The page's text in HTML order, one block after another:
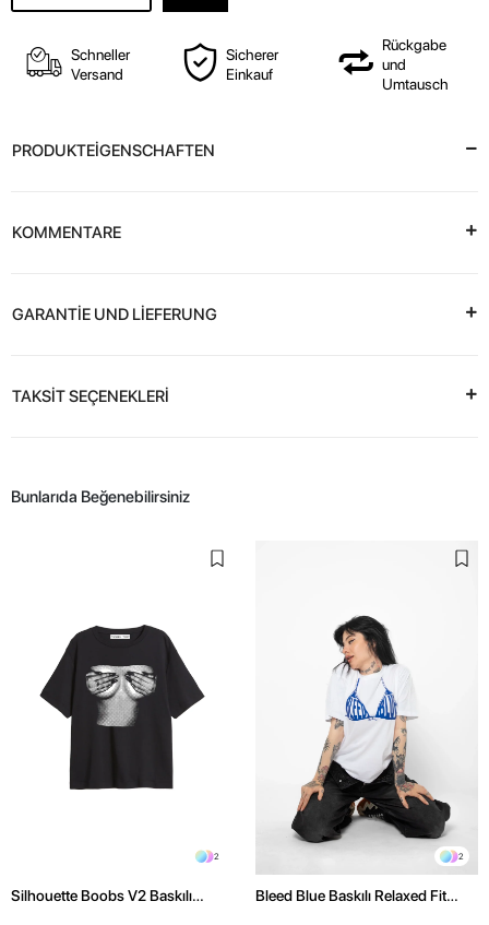
Schneller
Versand
Sicherer
Einkauf
Rückgabe
und
Umtausch
PRODUKTEİGENSCHAFTEN
KOMMENTARE
GARANTİE UND LİEFERUNG
TAKSİT SEÇENEKLERİ
Bunlarıda Beğenebilirsiniz
2
Silhouette Boobs V2 Baskılı
2
Bleed Blue Baskılı Relaxed Fit